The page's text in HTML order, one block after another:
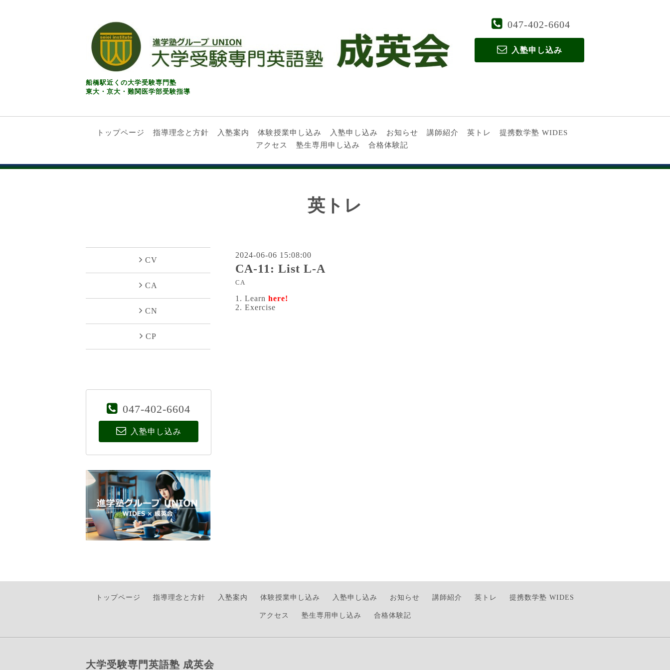
047-402-6604
入塾申し込み
船橋駅近くの大学受験専門塾
東大・京大・難関医学部受験指導
トップページ 指導理念と方針 入塾案内 体験授業申し込み 入塾申し込み お知らせ 講師紹介 英トレ
提携数学塾 WIDES
アクセス
塾生専用申し込み 合格体験記
英トレ
2024-06-06 15:08:00
CA-11: List L-A
CA
1. Learn here!
2. Exercise
CV
CA
CN
CP
047-402-6604
入塾申し込み
トップページ 指導理念と方針 入塾案内 体験授業申し込み 入塾申し込み お知らせ 講師紹介 英トレ 提携数学塾 WIDES
アクセス 塾生専用申し込み 合格体験記
大学受験専門英語塾 成英会